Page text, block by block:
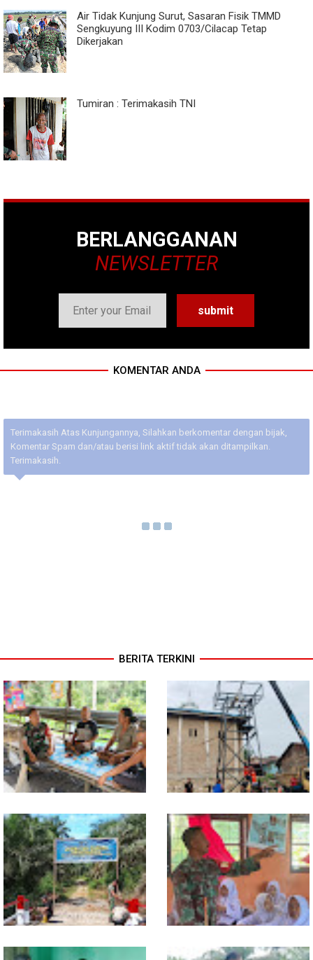
Air Tidak Kunjung Surut, Sasaran Fisik TMMD
Sengkuyung III Kodim 0703/Cilacap Tetap
Dikerjakan
Tumiran : Terimakasih TNI
BERLANGGANAN
NEWSLETTER
KOMENTAR ANDA
Terimakasih Atas Kunjungannya, Silahkan berkomentar dengan bijak,
Komentar Spam dan/atau berisi link aktif tidak akan ditampilkan.
Terimakasih.
BERITA TERKINI
Lewat Komsos di Warung
Kopi, Babinsa Bangun Sinergi
dan Kekompakan Warga
Progres TNI AD Manunggal Air
Dikebut, Babinsa dan Warga
Dirikan Tower Polytank di
Belegen Mulia